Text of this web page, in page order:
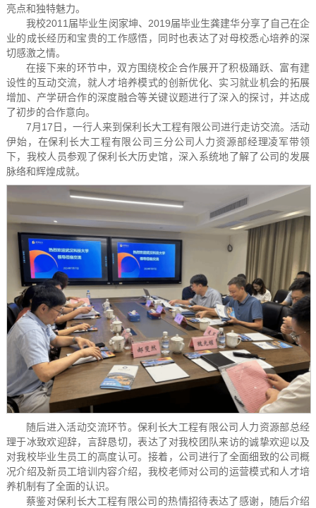
亮点和独特魅力。
我校2011届毕业生闵家坤、2019届毕业生龚建华分享了自己在企
业的成长经历和宝贵的工作感悟，同时也表达了对母校悉心培养的深
切感激之情。
在接下来的环节中，双方围绕校企合作展开了积极踊跃、富有建
设性的互动交流，就人才培养模式的创新优化、实习就业机会的拓展
增加、产学研合作的深度融合等关键议题进行了深入的探讨，并达成
了初步的合作意向。
7月17日，一行人来到保利长大工程有限公司进行走访交流。活动
伊始，在保利长大工程有限公司三分公司人力资源部经理凌军带领
下，我校人员参观了保利长大历史馆，深入系统地了解了公司的发展
脉络和辉煌成就。
随后进入活动交流环节。保利长大工程有限公司人力资源部总经
理于冰致欢迎辞，言辞恳切，表达了对我校团队来访的诚挚欢迎以及
对我校毕业生员工的高度认可。接着，公司进行了全面细致的公司概
况介绍及新员工培训内容介绍，我校老师对公司的运营模式和人才培
养机制有了全面的认识。
蔡鉴对保利长大工程有限公司的热情招待表达了感谢，随后介绍